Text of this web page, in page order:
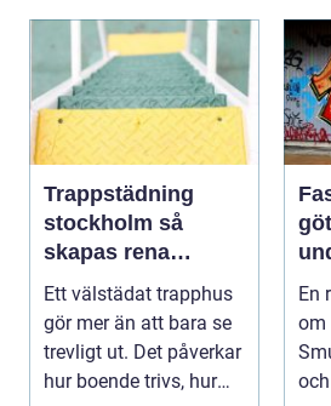
Trappstädning
stockholm så
skapas rena
trapphus som
håller över tid
Ett välstädat trapphus
gör mer än att bara se
trevligt ut. Det påverkar
hur boende trivs, hur
En
om